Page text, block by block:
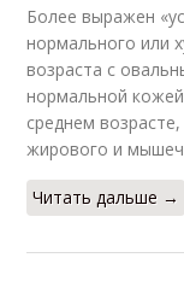
Более выражен
нормального или
возраста с
нормальной
среднем
жирового и
Читать дальше →